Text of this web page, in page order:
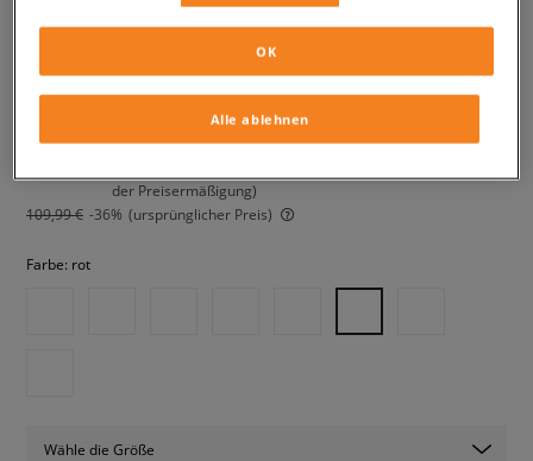
PUMA SPEEDCAT OG
69,99 €
der Preisermäßigung)
109,99 € -36% (ursprünglicher Preis)
Farbe: rot
Wähle die Größe
Alle ablehnen
OK